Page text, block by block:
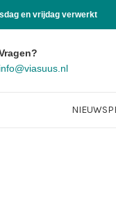
en vrijdag verwerkt
info@viasuus.nl
NIEUW